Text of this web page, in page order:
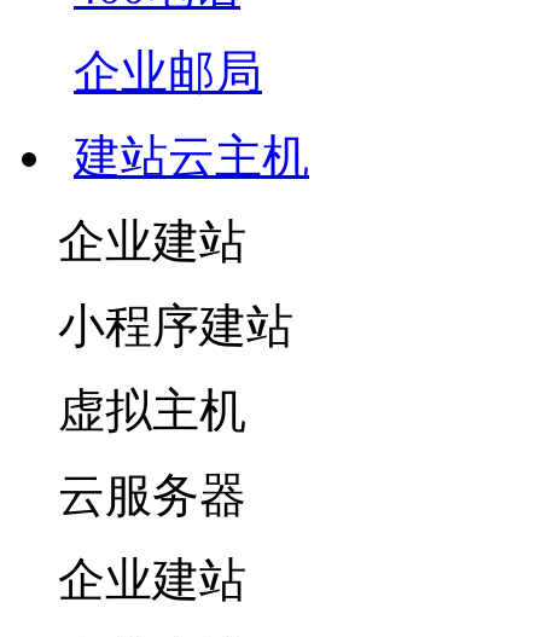
企业邮局
建站云主机
企业建站
小程序建站
虚拟主机
云服务器
企业建站